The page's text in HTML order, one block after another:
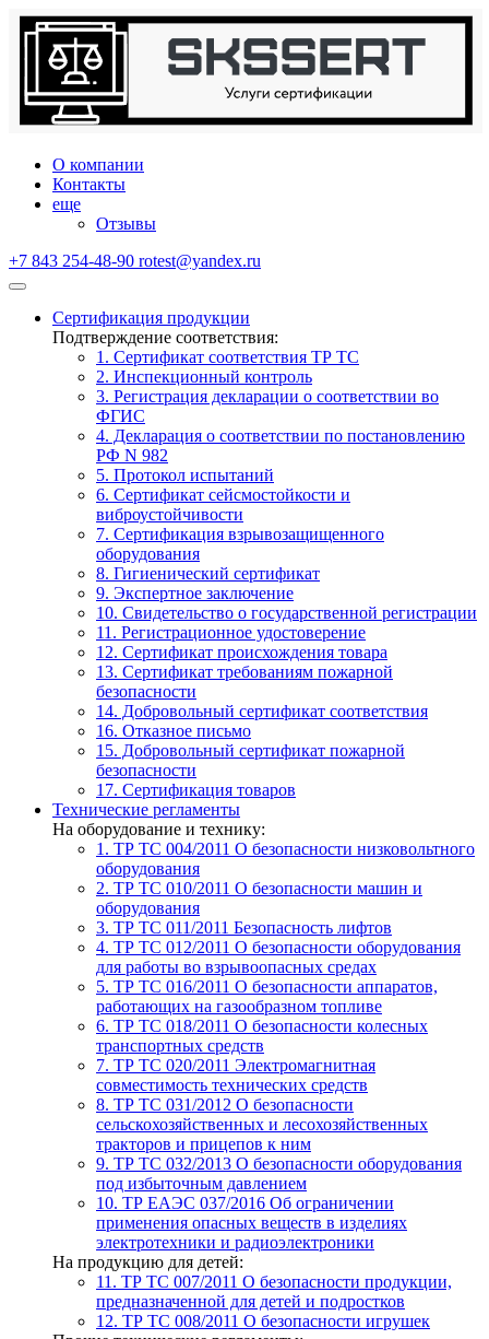
О компании
Контакты
еще
Отзывы
+7 843 254-48-90 rotest@yandex.ru
Сертификация продукции
Подтверждение соответствия:
1. Сертификат соответствия ТР ТС
2. Инспекционный контроль
3. Регистрация декларации о соответствии во
ФГИС
4. Декларация о соответствии по постановлению
РФ N 982
5. Протокол испытаний
6. Сертификат сейсмостойкости и
виброустойчивости
7. Сертификация взрывозащищенного
оборудования
8. Гигиенический сертификат
9. Экспертное заключение
10. Свидетельство о государственной регистрации
11. Регистрационное удостоверение
12. Сертификат происхождения товара
13. Сертификат требованиям пожарной
безопасности
14. Добровольный сертификат соответствия
16. Отказное письмо
15. Добровольный сертификат пожарной
безопасности
17. Сертификация товаров
Технические регламенты
На оборудование и технику:
1. ТР ТС 004/2011 О безопасности низковольтного
оборудования
2. ТР ТС 010/2011 О безопасности машин и
оборудования
3. ТР ТС 011/2011 Безопасность лифтов
4. ТР ТС 012/2011 О безопасности оборудования
для работы во взрывоопасных средах
5. ТР ТС 016/2011 О безопасности аппаратов,
работающих на газообразном топливе
6. ТР ТС 018/2011 О безопасности колесных
транспортных средств
7. TР ТС 020/2011 Электромагнитная
совместимость технических средств
8. ТР ТС 031/2012 О безопасности
сельскохозяйственных и лесохозяйственных
тракторов и прицепов к ним
9. ТР ТС 032/2013 О безопасности оборудования
под избыточным давлением
10. ТР ЕАЭС 037/2016 Об ограничении
применения опасных веществ в изделиях
электротехники и радиоэлектроники
На продукцию для детей:
11. ТР ТС 007/2011 О безопасности продукции,
предназначенной для детей и подростков
12. ТР ТС 008/2011 О безопасности игрушек